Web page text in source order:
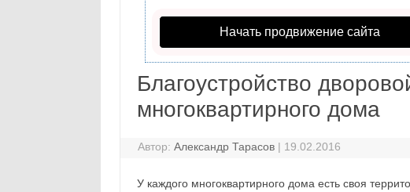
Начать продвижение сайта
Благоустройство
многоквартирного дома
Автор:Александр Тарасов | 19.02.2016
У каждого многоквартирного дома есть своя